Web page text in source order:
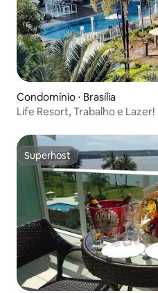
Condomínio ⋅ Brasília
Life Resort, Trabalho e Lazer!
Superhost
Superhost